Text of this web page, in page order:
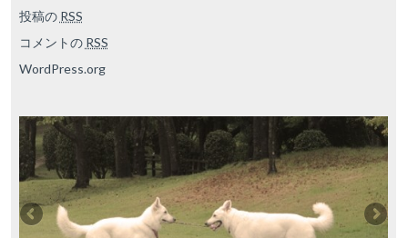
投稿の RSS
コメントの RSS
WordPress.org